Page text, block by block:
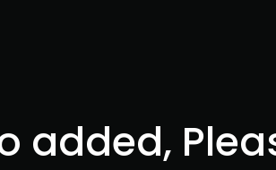
added,